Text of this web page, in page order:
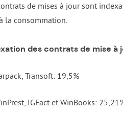
de mises à jour sont
la consommation.
des contrats de mise à
Transoft: 19,5%
IGFact et WinBooks: